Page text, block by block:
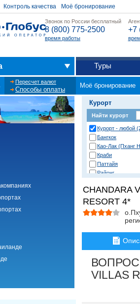
Контроль качества Моё бронирование
Звонок по России бесплатный
8 (800) 775-2500
время работы
+7
Туры
Пересчет валют
Способы оплаты
Моё бронирование
Курорт
Найти курорт
Курорт - любой
Бангкок
Као-Лак (Пханг
Краби
Паттайя
Районг
о. Пханган
о.Ланта
о.Пхи-Пхи
о.Пхукет.
о.Пхукет. Пляж
о.Пхукет. Пляж
о.Пхукет. Пляж
о.Пхукет. Пляж
о.Пхукет. Пляж
CHANDARA
RESORT 4*
VILLAS